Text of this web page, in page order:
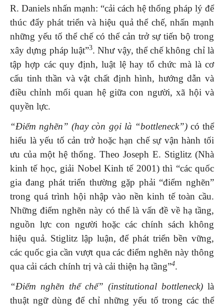
R. Daniels nhấn mạnh: “cải cách hệ thống pháp lý để
thúc đẩy phát triển và hiệu quả thể chế, nhấn mạnh
những yếu tố thể chế có thể cản trở sự tiến bộ trong
xây dựng pháp luật”3. Như vậy, thể chế không chỉ là
tập hợp các quy định, luật lệ hay tổ chức mà là cơ
cấu tinh thần và vật chất định hình, hướng dẫn và
điều chỉnh mối quan hệ giữa con người, xã hội và
quyền lực.
“Điểm nghẽn” (hay còn gọi là “bottleneck”)có thể
hiểu là yếu tố cản trở hoặc hạn chế sự vận hành tối
ưu của một hệ thống. Theo Joseph E. Stiglitz (Nhà
kinh tế học, giải Nobel Kinh tế 2001) thì “các quốc
gia đang phát triển thường gặp phải “điểm nghẽn”
trong quá trình hội nhập vào nền kinh tế toàn cầu.
Những điểm nghẽn này có thể là vấn đề về hạ tầng,
nguồn lực con người hoặc các chính sách không
hiệu quả. Stiglitz lập luận, để phát triển bền vững,
các quốc gia cần vượt qua các điểm nghẽn này thông
qua cải cách chính trị và cải thiện hạ tầng”4.
“Điểm nghẽn thể chế” (institutional bottleneck) là
thuật ngữ dùng để chỉ những yếu tố trong các thể